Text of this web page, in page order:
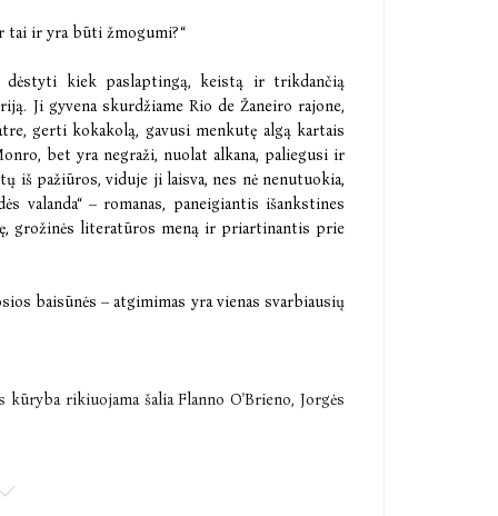
tai ir yra būti žmogumi?“
dėstyti kiek paslaptingą, keistą ir trikdančią
Ji gyvena skurdžiame Rio de Žaneiro rajone,
gerti kokakolą, gavusi menkutę algą kartais
bet yra negraži, nuolat alkana, paliegusi ir
iš pažiūros, viduje ji laisva, nes nė nenutuokia,
valanda“ – romanas, paneigiantis išankstines
grožinės literatūros meną ir priartinantis prie
baisūnės – atgimimas yra vienas svarbiausių
rikiuojama šalia Flanno O'Brieno, Jorgės
kultūringa, niūri Lispector yra XX a.